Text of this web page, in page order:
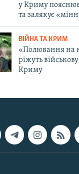
у Криму
та залякує
ВІЙНА ТА КРИМ
«Полювання на
ріжуть військову
Криму